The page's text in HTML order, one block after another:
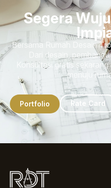
Segera
Bersama Rumah Desain
Dari desain,
Konsultasi gratis
menuju
Portfolio Rate Card